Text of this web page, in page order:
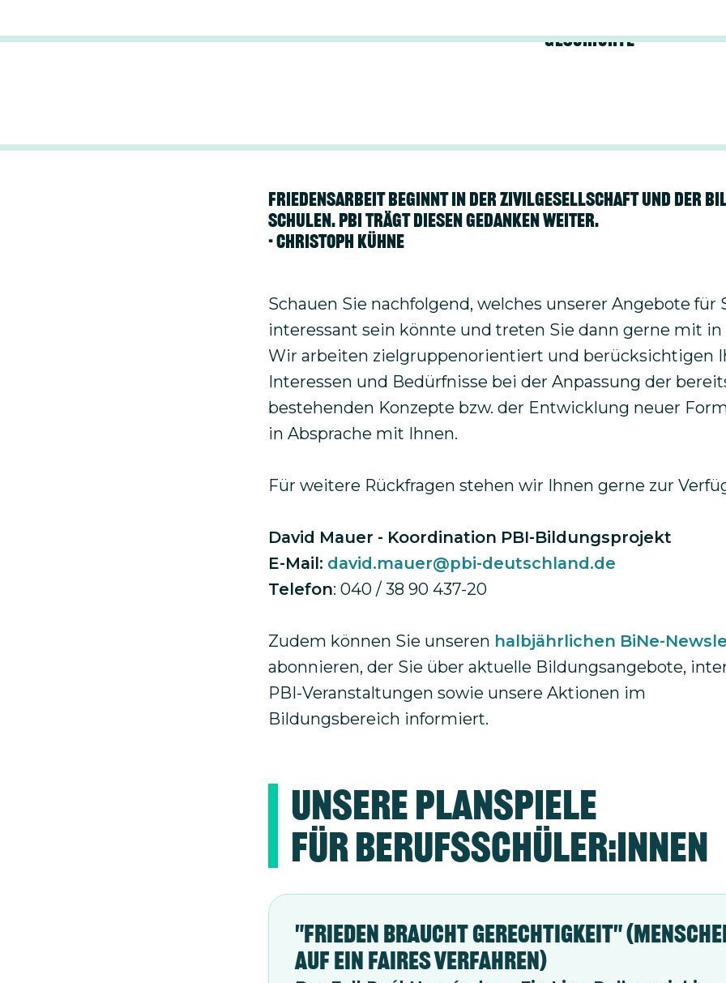
Geschichte
Für Berufsschüler:innen haben wir spezifische
Friedensarbeit beginnt in der Zivilgesellschaft und der
Schulen. PBI trägt diesen Gedanken weiter.
- Christoph Kühne
Schauen Sie nachfolgend, welches unserer Angebote für
interessant sein könnte und treten Sie dann gerne mit in
Wir arbeiten zielgruppen­orientiert und berücksichtigen
Interessen und Bedürfnisse bei der Anpassung der
bestehenden Konzepte bzw. der Entwicklung neuer
in Absprache mit Ihnen.
Für weitere Rückfragen stehen wir Ihnen gerne zur
David Mauer - Koordination PBI-Bildungsprojekt
E-Mail: david.mauer@pbi-deutschland.de
Telefon: 040 / 38 90 437-20
Zudem können Sie unseren halbjährlichen BiNe-
abonnieren, der Sie über aktuelle Bildungsangebote,
PBI-Veranstaltungen sowie unsere Aktionen im
Bildungsbereich informiert.
Unsere Planspiele
für Berufsschüler:innen
"Frieden braucht Gerechtigkeit"
auf ein faires Verfahren)